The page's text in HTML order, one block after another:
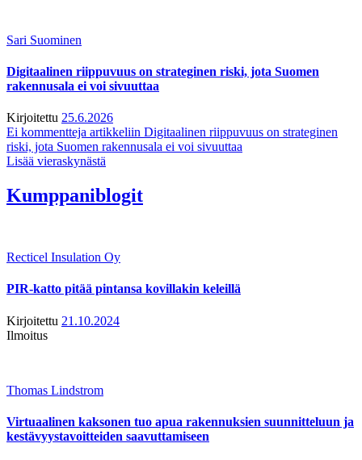
Sari Suominen
Digitaalinen riippuvuus on strateginen riski, jota Suomen
rakennusala ei voi sivuuttaa
Kirjoitettu 25.6.2026
Ei kommentteja artikkeliin Digitaalinen riippuvuus on strateginen
riski, jota Suomen rakennusala ei voi sivuuttaa
Lisää vieraskynästä
Kumppaniblogit
Recticel Insulation Oy
PIR-katto pitää pintansa kovillakin keleillä
Kirjoitettu 21.10.2024
Ilmoitus
Thomas Lindstrom
Virtuaalinen kaksonen tuo apua rakennuksien suunnitteluun ja
kestävyystavoitteiden saavuttamiseen